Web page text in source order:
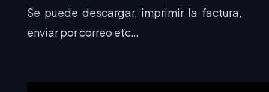
Se puede descargar, imprimir la factura,
enviar por correo etc…